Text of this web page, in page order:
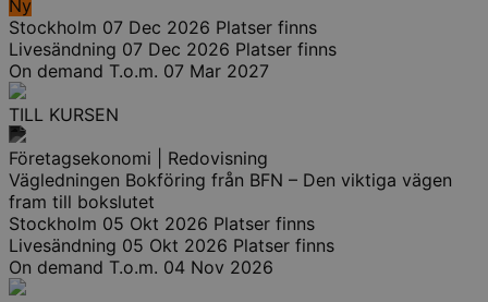
Ny
Stockholm 07 Dec 2026 Platser finns
Livesändning 07 Dec 2026 Platser finns
On demand T.o.m. 07 Mar 2027
TILL KURSEN
Företagsekonomi | Redovisning
Vägledningen Bokföring från BFN – Den viktiga vägen
fram till bokslutet
Stockholm 05 Okt 2026 Platser finns
Livesändning 05 Okt 2026 Platser finns
On demand T.o.m. 04 Nov 2026